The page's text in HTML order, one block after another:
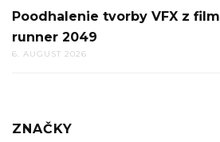
Poodhalenie tvorby VFX z
runner 2049
6. AUGUST 2026
ZNAČKY